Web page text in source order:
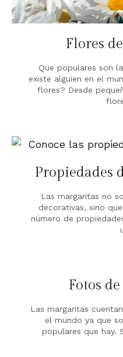
Flores
Que populares son
existe alguien en el
flores? Desde
Propiedades
Las margaritas no
decorativas, sino
número de
Fotos
Las margaritas
el mundo ya que
populares que hay.